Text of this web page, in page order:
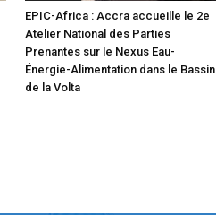
EPIC-Africa : Accra accueille le 2e
Atelier National des Parties
Prenantes sur le Nexus Eau-
Énergie-Alimentation dans le Bassin
de la Volta